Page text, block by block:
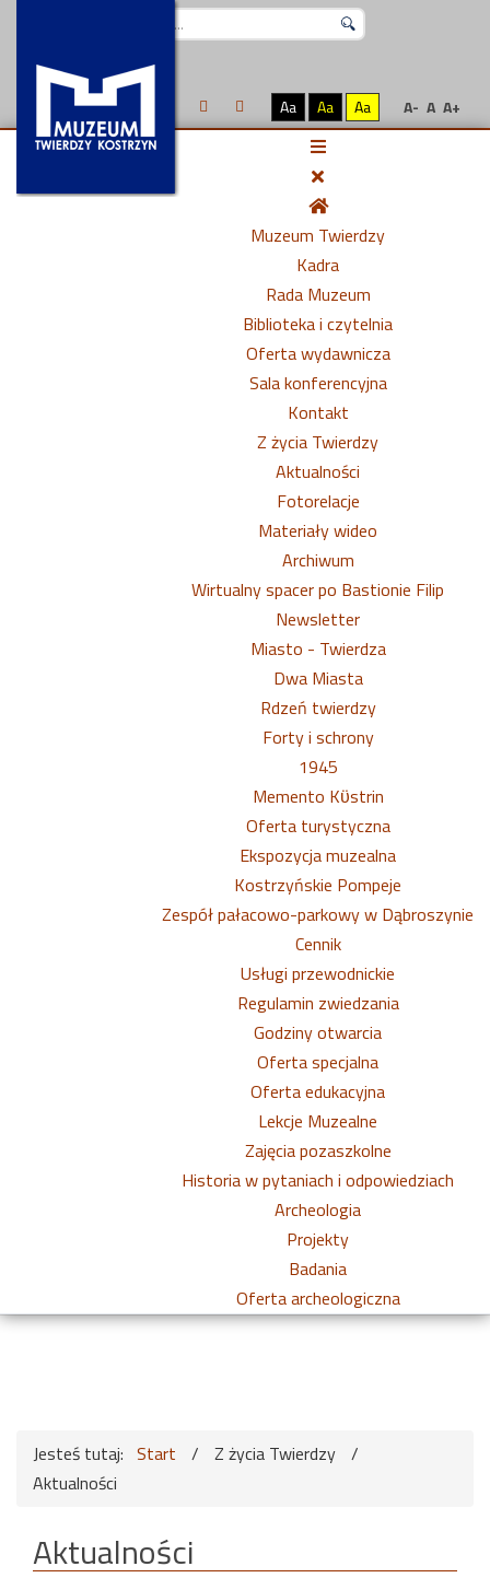
Aa Aa Aa A- A A+
Muzeum Twierdzy
Kadra
Rada Muzeum
Biblioteka i czytelnia
Oferta wydawnicza
Sala konferencyjna
Kontakt
Z życia Twierdzy
Aktualności
Fotorelacje
Materiały wideo
Archiwum
Wirtualny spacer po Bastionie Filip
Newsletter
Miasto - Twierdza
Dwa Miasta
Rdzeń twierdzy
Forty i schrony
1945
Memento Kϋstrin
Oferta turystyczna
Ekspozycja muzealna
Kostrzyńskie Pompeje
Zespół pałacowo-parkowy w Dąbroszynie
Cennik
Usługi przewodnickie
Regulamin zwiedzania
Godziny otwarcia
Oferta specjalna
Oferta edukacyjna
Lekcje Muzealne
Zajęcia pozaszkolne
Historia w pytaniach i odpowiedziach
Archeologia
Projekty
Badania
Oferta archeologiczna
Jesteś tutaj: Start / Z życia Twierdzy /
Aktualności
Aktualności